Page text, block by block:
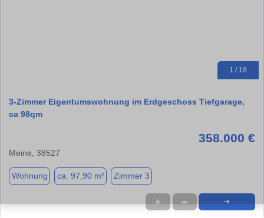
1 / 18
3-Zimmer Eigentumswohnung im Erdgeschoss Tiefgarage,
ca 98qm
358.000 €
Meine, 38527
Wohnung ca. 97,90 m² Zimmer 3
★ ➦ ➜